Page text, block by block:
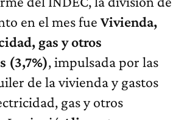
en el mes fue Vivienda,
gas y otros
(3,7%), impulsada por las
de la vivienda y gastos
gas y otros